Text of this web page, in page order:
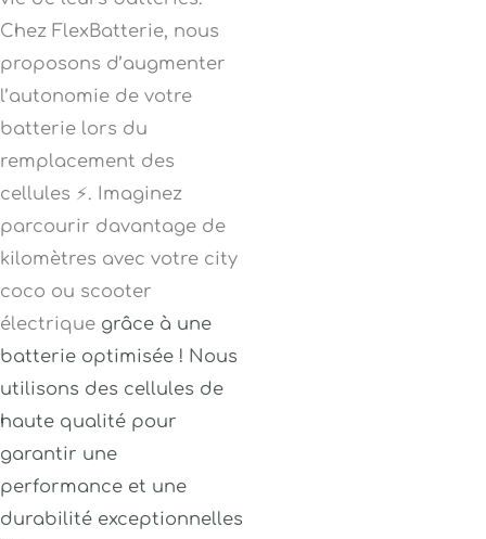
Chez FlexBatterie, nous
proposons d’augmenter
l’autonomie de votre
batterie lors du
remplacement des
cellules ⚡. Imaginez
parcourir davantage de
kilomètres avec votre city
coco ou scooter
électrique grâce à une
batterie optimisée ! Nous
utilisons des cellules de
haute qualité pour
garantir une
performance et une
durabilité exceptionnelles